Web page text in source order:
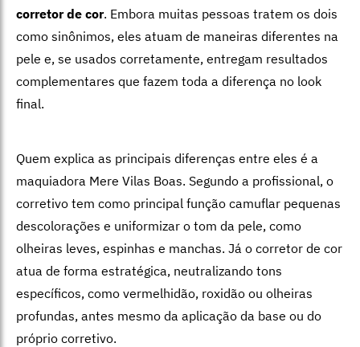
corretor de cor. Embora muitas pessoas tratem os dois
como sinônimos, eles atuam de maneiras diferentes na
pele e, se usados corretamente, entregam resultados
complementares que fazem toda a diferença no look
final.
Quem explica as principais diferenças entre eles é a
maquiadora Mere Vilas Boas. Segundo a profissional, o
corretivo tem como principal função camuflar pequenas
descolorações e uniformizar o tom da pele, como
olheiras leves, espinhas e manchas. Já o corretor de cor
atua de forma estratégica, neutralizando tons
específicos, como vermelhidão, roxidão ou olheiras
profundas, antes mesmo da aplicação da base ou do
próprio corretivo.